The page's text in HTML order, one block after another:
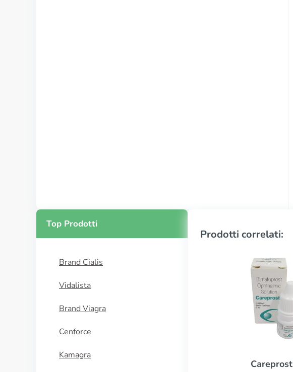
Top Prodotti
Brand Cialis
Vidalista
Brand Viagra
Cenforce
Kamagra
Prodotti correlati:
Careprost